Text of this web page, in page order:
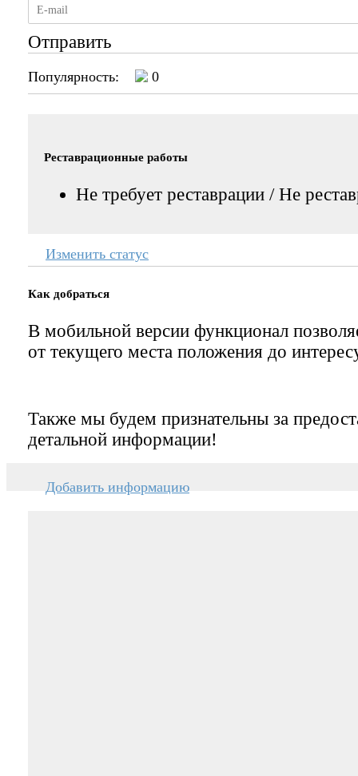
Отправить
Популярность: 0
Реставрационные работы
Не требует реставрации / Не
Изменить статус
Как добраться
В мобильной версии функционал
от текущего места положения до
Также мы будем признательны за
детальной информации!
Добавить информацию